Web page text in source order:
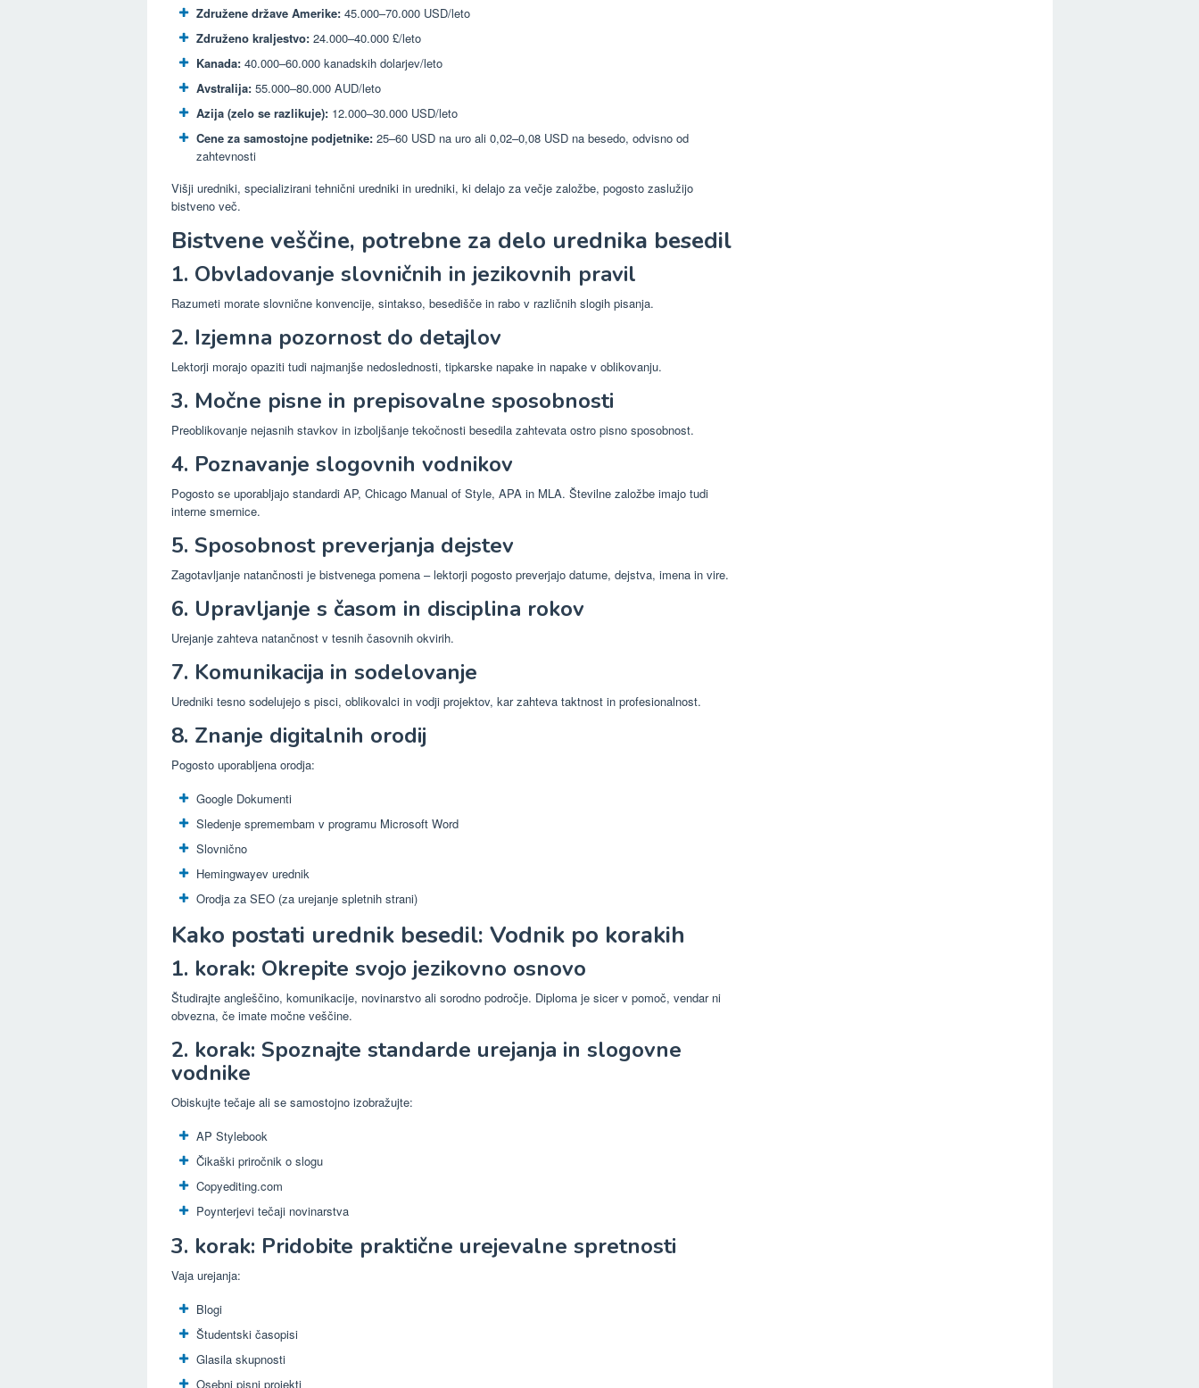
Združene države Amerike: 45.000–70.000 USD/leto
Združeno kraljestvo: 24.000–40.000 £/leto
Kanada: 40.000–60.000 kanadskih dolarjev/leto
Avstralija: 55.000–80.000 AUD/leto
Azija (zelo se razlikuje): 12.000–30.000 USD/leto
Cene za samostojne podjetnike: 25–60 USD na uro ali 0,02–0,08 USD na besedo, odvisno od
zahtevnosti
Višji uredniki, specializirani tehnični uredniki in uredniki, ki delajo za večje založbe, pogosto zaslužijo
bistveno več.
Bistvene veščine, potrebne za delo urednika besedil
1. Obvladovanje slovničnih in jezikovnih pravil
Razumeti morate slovnične konvencije, sintakso, besedišče in rabo v različnih slogih pisanja.
2. Izjemna pozornost do detajlov
Lektorji morajo opaziti tudi najmanjše nedoslednosti, tipkarske napake in napake v oblikovanju.
3. Močne pisne in prepisovalne sposobnosti
Preoblikovanje nejasnih stavkov in izboljšanje tekočnosti besedila zahtevata ostro pisno sposobnost.
4. Poznavanje slogovnih vodnikov
Pogosto se uporabljajo standardi AP, Chicago Manual of Style, APA in MLA. Številne založbe imajo tudi
interne smernice.
5. Sposobnost preverjanja dejstev
Zagotavljanje natančnosti je bistvenega pomena – lektorji pogosto preverjajo datume, dejstva, imena in vire.
6. Upravljanje s časom in disciplina rokov
Urejanje zahteva natančnost v tesnih časovnih okvirih.
7. Komunikacija in sodelovanje
Uredniki tesno sodelujejo s pisci, oblikovalci in vodji projektov, kar zahteva taktnost in profesionalnost.
8. Znanje digitalnih orodij
Pogosto uporabljena orodja:
Google Dokumenti
Sledenje spremembam v programu Microsoft Word
Slovnično
Hemingwayev urednik
Orodja za SEO (za urejanje spletnih strani)
Kako postati urednik besedil: Vodnik po korakih
1. korak: Okrepite svojo jezikovno osnovo
Študirajte angleščino, komunikacije, novinarstvo ali sorodno področje. Diploma je sicer v pomoč, vendar ni
obvezna, če imate močne veščine.
2. korak: Spoznajte standarde urejanja in slogovne
vodnike
Obiskujte tečaje ali se samostojno izobražujte:
AP Stylebook
Čikaški priročnik o slogu
Copyediting.com
Poynterjevi tečaji novinarstva
3. korak: Pridobite praktične urejevalne spretnosti
Vaja urejanja:
Blogi
Študentski časopisi
Glasila skupnosti
Osebni pisni projekti